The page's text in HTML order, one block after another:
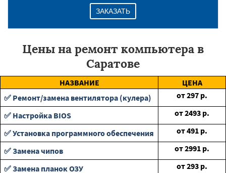
ЗАКАЗАТЬ
Цены на ремонт компьютера в
Саратове
НАЗВАНИЕ
ЦЕНА
✅ Ремонт/замена вентилятора (кулера)
от297 р.
✅ Настройка BIOS
от2493 р.
✅ Установка программного обеспечения
от491 р.
✅ Замена чипов
от2991 р.
✅ Замена планок ОЗУ
от293 р.